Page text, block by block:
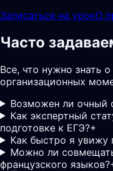
Записаться на урокО
Часто
Все, что нужно знать о
организационных
Возможен ли очный
Как экспертный
подготовке к ЕГЭ?+
Как быстро я увижу
Можно ли
французского языков?